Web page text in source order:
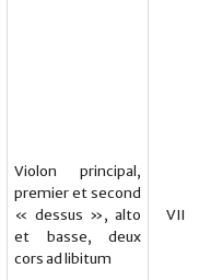
Violon principal,
premier et second
« dessus », alto
et basse, deux
cors ad libitum
VII